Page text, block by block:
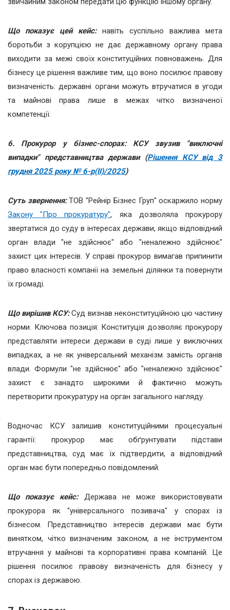
Що показує цей кейс:навіть суспільно важлива мета
боротьби з корупцією не дає державному органу права
виходити за межі своїх конституційних повноважень. Для
бізнесу це рішення важливе тим, що воно посилює правову
визначеність: державні органи можуть втручатися в угоди
та майнові права лише в межах чітко визначеної
компетенції.
6. Прокурор у бізнес-спорах: КСУ звузив "виключні
випадки" представництва держави (Рішення КСУ від 3
грудня 2025 року № 6-р(ІІ)/2025)
Суть звернення:ТОВ "Рейнір Бізнес Груп" оскаржило норму
Закону "Про прокуратуру", яка дозволяла прокурору
звертатися до суду в інтересах держави, якщо відповідний
орган влади "не здійснює" або "неналежно здійснює"
захист цих інтересів. У справі прокурор вимагав припинити
право власності компанії на земельні ділянки та повернути
їх громаді.
Що вирішив КСУ:Суд визнав неконституційною цю частину
норми. Ключова позиція: Конституція дозволяє прокурору
представляти інтереси держави в суді лише у виключних
випадках, а не як універсальний механізм замість органів
влади. Формули "не здійснює" або "неналежно здійснює"
захист є занадто широкими й фактично можуть
перетворити прокуратуру на орган загального нагляду.
Водночас КСУ залишив конституційними процесуальні
гарантії: прокурор має обґрунтувати підстави
представництва, суд має їх підтвердити, а відповідний
орган має бути попередньо повідомлений.
Що показує кейс: Держава не може використовувати
прокурора як "універсального позивача" у спорах із
бізнесом. Представництво інтересів держави має бути
винятком, чітко визначеним законом, а не інструментом
втручання у майнові та корпоративні права компаній. Це
рішення посилює правову визначеність для бізнесу у
спорах із державою.